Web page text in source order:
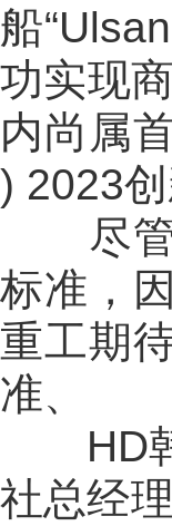
船
功实现
内尚属
) 2023
尽管
标准，
重工期
准、
HD韩
社总经